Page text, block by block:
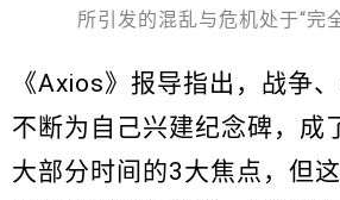
所引发的混乱与危机处于“完
《Axios》报导指出，战争
不断为自己兴建纪念碑，成
大部分时间的3大焦点，但